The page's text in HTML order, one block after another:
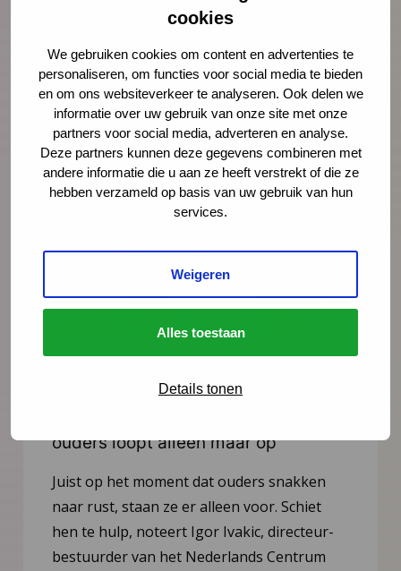
cookies
We gebruiken cookies om content en advertenties te
personaliseren, om functies voor social media te bieden
en om ons websiteverkeer te analyseren. Ook delen we
informatie over uw gebruik van onze site met onze
partners voor social media, adverteren en analyse.
Deze partners kunnen deze gegevens combineren met
andere informatie die u aan ze heeft verstrekt of die ze
hebben verzameld op basis van uw gebruik van hun
services.
Weigeren
Alles toestaan
Details tonen
Meer nieuws
4 augustus 2026
ouders loopt alleen maar op
Juist op het moment dat ouders snakken
naar rust, staan ze er alleen voor. Schiet
hen te hulp, noteert Igor Ivakic, directeur-
bestuurder van het Nederlands Centrum